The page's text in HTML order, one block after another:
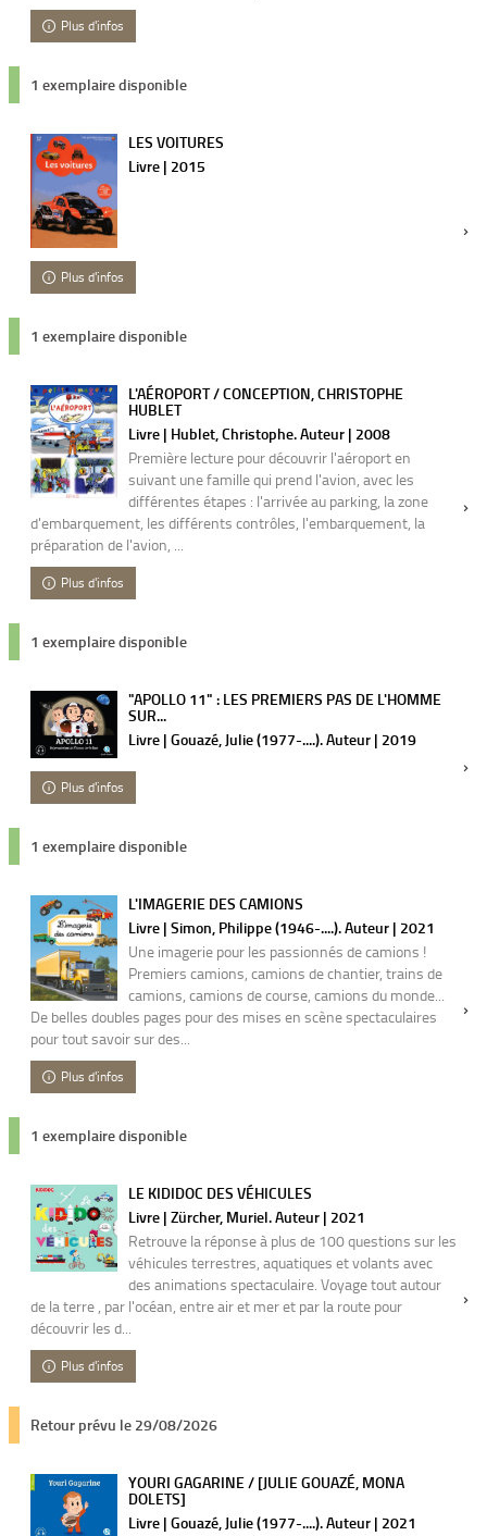
Plus d'infos
1 exemplaire disponible
LES VOITURES
Livre | 2015
Plus d'infos
1 exemplaire disponible
L'AÉROPORT / CONCEPTION, CHRISTOPHE
HUBLET
Livre | Hublet, Christophe. Auteur | 2008
Première lecture pour découvrir l'aéroport en
suivant une famille qui prend l'avion, avec les
différentes étapes : l'arrivée au parking, la zone
d'embarquement, les différents contrôles, l'embarquement, la
préparation de l'avion, ...
Plus d'infos
1 exemplaire disponible
"APOLLO 11" : LES PREMIERS PAS DE L'HOMME
SUR...
Livre | Gouazé, Julie (1977-....). Auteur | 2019
Plus d'infos
1 exemplaire disponible
L'IMAGERIE DES CAMIONS
Livre | Simon, Philippe (1946-....). Auteur | 2021
Une imagerie pour les passionnés de camions !
Premiers camions, camions de chantier, trains de
camions, camions de course, camions du monde...
De belles doubles pages pour des mises en scène spectaculaires
pour tout savoir sur des...
Plus d'infos
1 exemplaire disponible
LE KIDIDOC DES VÉHICULES
Livre | Zürcher, Muriel. Auteur | 2021
Retrouve la réponse à plus de 100 questions sur les
véhicules terrestres, aquatiques et volants avec
des animations spectaculaire. Voyage tout autour
de la terre , par l'océan, entre air et mer et par la route pour
découvrir les d...
Plus d'infos
Retour prévu le 29/08/2026
YOURI GAGARINE / [JULIE GOUAZÉ, MONA
DOLETS]
Livre | Gouazé, Julie (1977-....). Auteur | 2021